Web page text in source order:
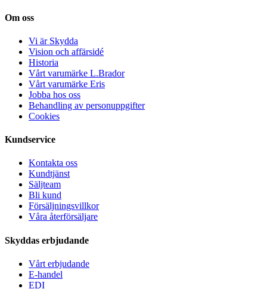
Om oss
Vi är Skydda
Vision och affärsidé
Historia
Vårt varumärke L.Brador
Vårt varumärke Eris
Jobba hos oss
Behandling av personuppgifter
Cookies
Kundservice
Kontakta oss
Kundtjänst
Säljteam
Bli kund
Försäljningsvillkor
Våra återförsäljare
Skyddas erbjudande
Vårt erbjudande
E-handel
EDI